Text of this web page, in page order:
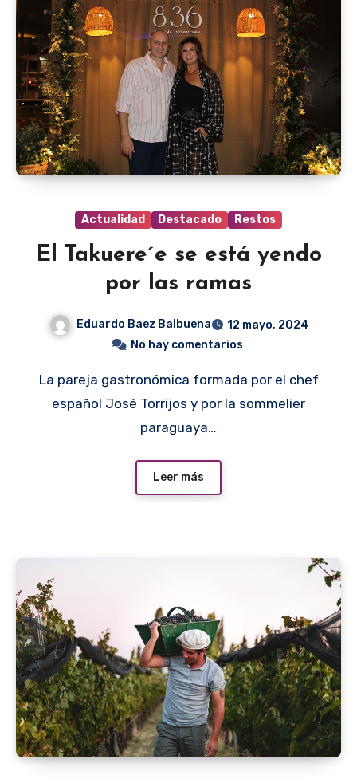
Actualidad Destacado Restos
El Takuere´e se está yendo
por las ramas
Eduardo Baez Balbuena
12 mayo, 2024
No hay comentarios
La pareja gastronómica formada por el chef
español José Torrijos y por la sommelier
paraguaya…
Leer más